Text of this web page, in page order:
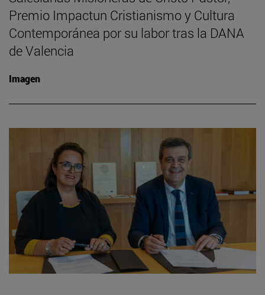
Premio Impactun Cristianismo y Cultura
Contemporánea por su labor tras la DANA
de Valencia
Imagen